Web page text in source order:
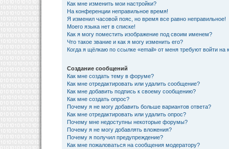
Как мне изменить мои настройки?
На конференции неправильное время!
Я изменил часовой пояс, но время все равно неправильное!
Моего языка нет в списке!
Как я могу поместить изображение под своим именем?
Что такое звание и как я могу изменить его?
Когда я щёлкаю по ссылке «email» от меня требуют войти на
Создание сообщений
Как мне создать тему в форуме?
Как мне отредактировать или удалить сообщение?
Как мне добавить подпись к своему сообщению?
Как мне создать опрос?
Почему я не могу добавить больше вариантов ответа?
Как мне отредактировать или удалить опрос?
Почему мне недоступны некоторые форумы?
Почему я не могу добавлять вложения?
Почему я получил предупреждение?
Как мне пожаловаться на сообщения модератору?